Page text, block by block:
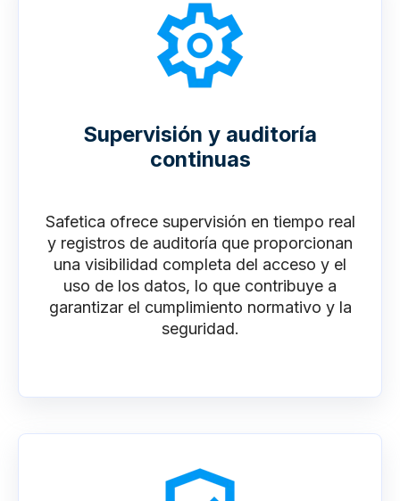
Supervisión y auditoría
continuas
Safetica ofrece supervisión en tiempo real
y registros de auditoría que proporcionan
una visibilidad completa del acceso y el
uso de los datos, lo que contribuye a
garantizar el cumplimiento normativo y la
seguridad.